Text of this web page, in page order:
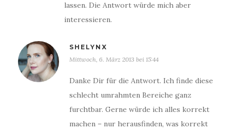
lassen. Die Antwort würde mich aber
interessieren.
SHELYNX
Mittwoch, 6. März 2013 bei 15:44
Danke Dir für die Antwort. Ich finde diese
schlecht umrahmten Bereiche ganz
furchtbar. Gerne würde ich alles korrekt
machen – nur herausfinden, was korrekt